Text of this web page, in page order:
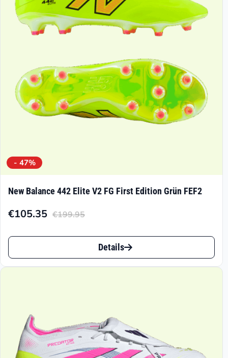
- 47%
New Balance 442 Elite V2 FG First Edition Grün FEF2
€199.95
Ursprünglicher
Preis
€199.95
€105.35
Aktueller
Preis
€105.35.
Dieses
Produkt
auf.
Die
Details